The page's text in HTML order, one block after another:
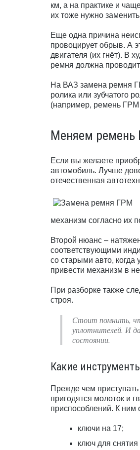
км, а на практике и
их тоже нужно
Еще одна причина
провоцирует обрыв. А
двигателя (их гнёт). В
ремня должна
На ВАЗ замена ремня
ролика или зубчатого
(например, ремень ГРМ
Меняем ремень
Если вы желаете
автомобиль. Лучше
отечественная
механизм согласно их
Второй нюанс –
соответствующими
со старыми авто, когда
привести механизм в
При разборке также
строя.
Стоит помнить,
уплотнителей. И
состоянии.
Какие
Прежде чем
пригодятся молоток и
приспособлений. К ним
ключи на 17;
ключ для снятия